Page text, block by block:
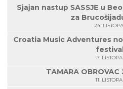
Sjajan nastup SASSJE u
za
24.
Croatia Music Adventures
17.
TAMARA
11.